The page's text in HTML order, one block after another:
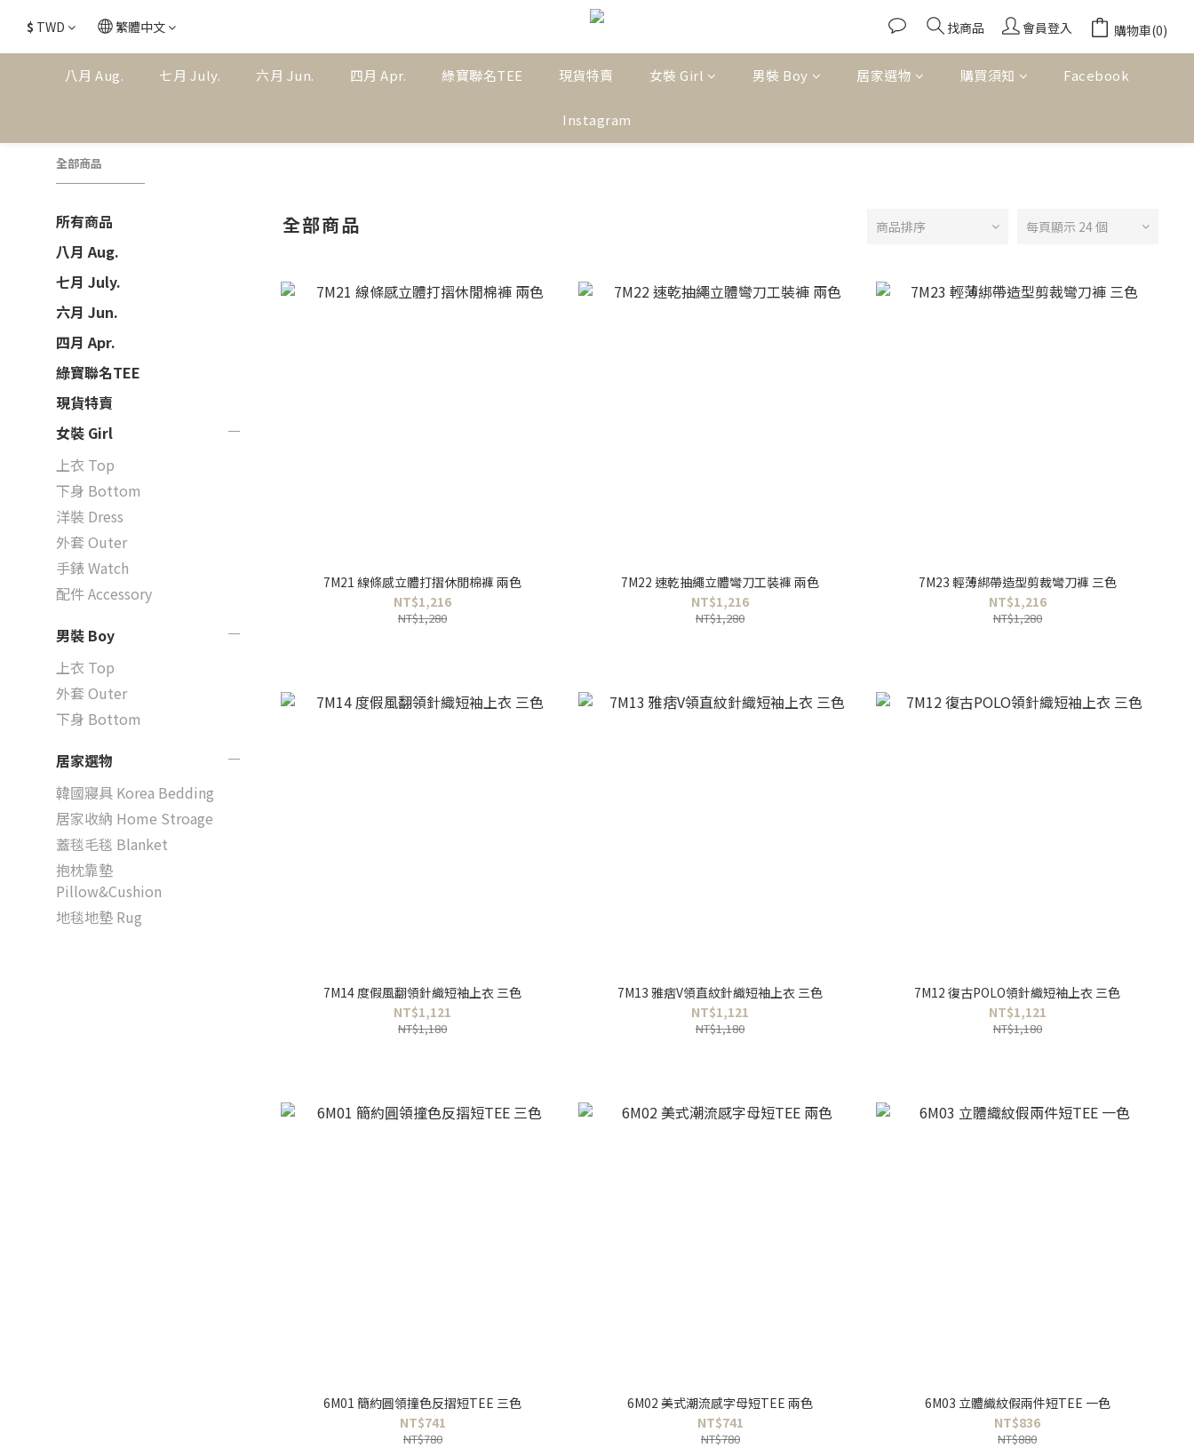
$ TWD 繁體中文 找商品 會員登入 購物車(0)
八月 Aug. 七月 July. 六月 Jun. 四月 Apr. 綠寶聯名TEE 現貨特賣 女裝 Girl 男裝 Boy 居家選物 購買須知 Facebook
Instagram
全部商品
所有商品
八月 Aug.
七月 July.
六月 Jun.
四月 Apr.
綠寶聯名TEE
現貨特賣
女裝 Girl
上衣 Top
下身 Bottom
洋裝 Dress
外套 Outer
手錶 Watch
配件 Accessory
男裝 Boy
上衣 Top
外套 Outer
下身 Bottom
居家選物
韓國寢具 Korea Bedding
居家收納 Home Stroage
蓋毯毛毯 Blanket
抱枕靠墊
Pillow&Cushion
地毯地墊 Rug
全部商品 商品排序 每頁顯示 24 個
7M21 線條感立體打摺休閒棉褲 兩色
NT$1,216
NT$1,280
7M22 速乾抽繩立體彎刀工裝褲 兩色
NT$1,216
NT$1,280
7M23 輕薄綁帶造型剪裁彎刀褲 三色
NT$1,216
NT$1,280
7M14 度假風翻領針織短袖上衣 三色
NT$1,121
NT$1,180
7M13 雅痞V領直紋針織短袖上衣 三色
NT$1,121
NT$1,180
7M12 復古POLO領針織短袖上衣 三色
NT$1,121
NT$1,180
6M01 簡約圓領撞色反摺短TEE 三色
NT$741
NT$780
6M02 美式潮流感字母短TEE 兩色
NT$741
NT$780
6M03 立體織紋假兩件短TEE 一色
NT$836
NT$880